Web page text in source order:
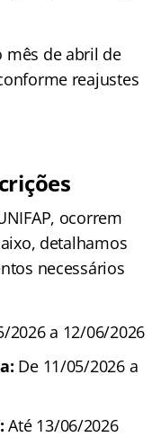
mês de abril de
reajustes
ocorrem
detalhamos
necessários
2026 a 12/06/2026
De 11/05/2026 a
Até 13/06/2026